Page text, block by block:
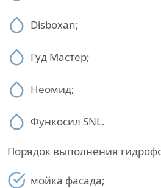
Disboxan;
Гуд Мастер;
Неомид;
Функосил SNL.
Порядок выполнения
мойка фасада;